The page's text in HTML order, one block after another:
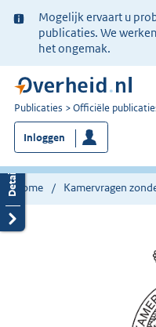
Ter
informatie:
Mogelijk ervaart u
publicaties. We
het ongemak.
U
bent
nu
hier:
Publicaties Officiële
Inloggen
Home Kamervragen